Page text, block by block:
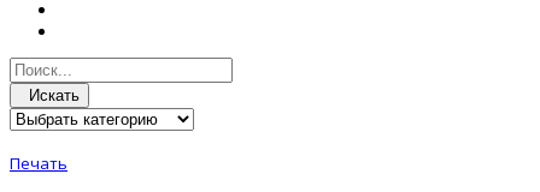
Искать
Печать